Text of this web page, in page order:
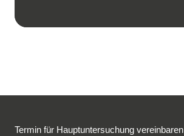
Termin für Hauptuntersuchung vereinbaren